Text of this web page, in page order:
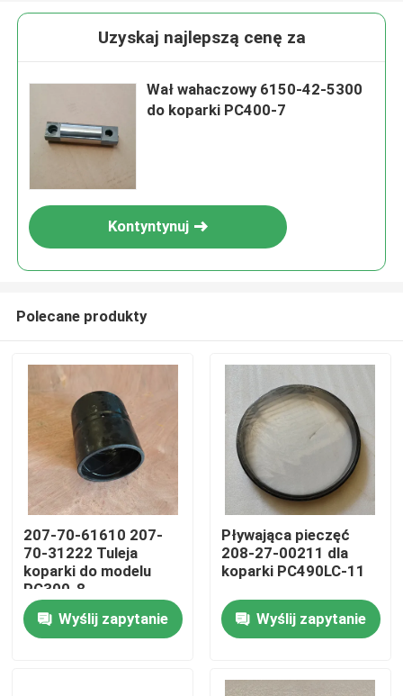
Do domu
Produkty
Filmy
Uzyskaj najlepszą cenę za
Wał wahaczowy 6150-42-5300
do koparki PC400-7
Kontyntynuj
Polecane produkty
207-70-61610 207-
70-31222 Tuleja
koparki do modelu
PC300-8
Wyślij zapytanie
Pływająca pieczęć
208-27-00211 dla
koparki PC490LC-11
Wyślij zapytanie